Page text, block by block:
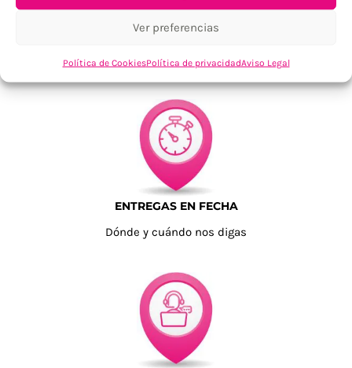
Ver preferencias
Política de CookiesPolítica de privacidadAviso Legal
TU SATISFACCIÓN = LA NUESTRA
Tu confianza, nuestro objetivo
ENTREGAS EN FECHA
Dónde y cuándo nos digas